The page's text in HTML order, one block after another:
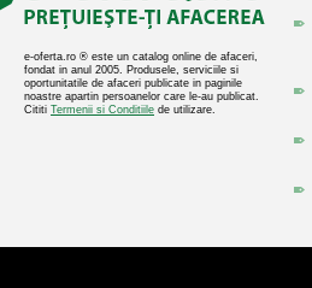
e-oferta.ro ® este un catalog online de afaceri,
fondat in anul 2005. Produsele, serviciile si
oportunitatile de afaceri publicate in paginile
noastre apartin persoanelor care le-au publicat.
Cititi Termenii si Conditiile de utilizare.